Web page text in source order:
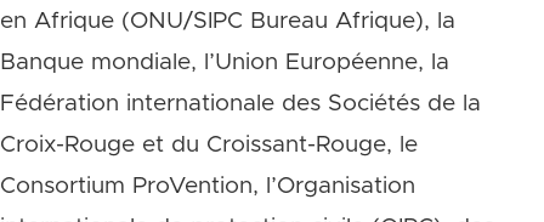
en Afrique (ONU/SIPC Bureau Afrique), la
Banque mondiale, l’Union Européenne, la
Fédération internationale des Sociétés de la
Croix-Rouge et du Croissant-Rouge, le
Consortium ProVention, l’Organisation